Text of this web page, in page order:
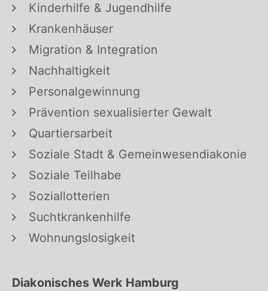
Kinderhilfe & Jugendhilfe
Krankenhäuser
Migration & Integration
Nachhaltigkeit
Personalgewinnung
Prävention sexualisierter Gewalt
Quartiersarbeit
Soziale Stadt & Gemeinwesendiakonie
Soziale Teilhabe
Soziallotterien
Suchtkrankenhilfe
Wohnungslosigkeit
Diakonisches Werk Hamburg